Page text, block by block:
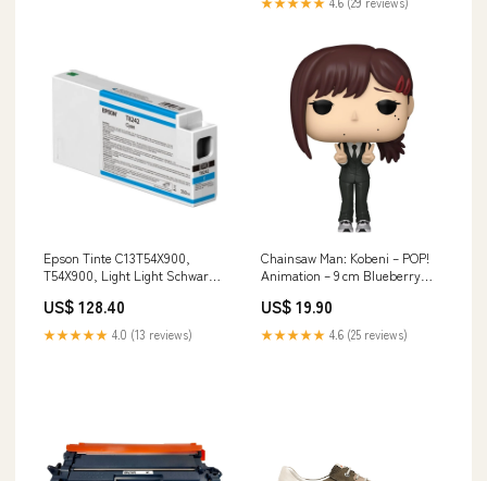
Epson Tinte C13T54X900,
T54X900, Light Light Schwarz
US$ 128.40
★★★★★ 4.0 (13 reviews)
Chainsaw Man: Kobeni – POP!
Animation – 9 cm Blueberry
US$ 19.90
★★★★★ 4.6 (25 reviews)